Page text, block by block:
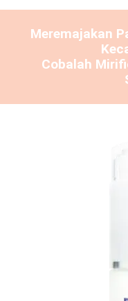
Meremajakan
Cobalah